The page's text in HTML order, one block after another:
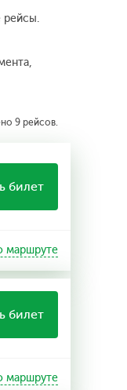
рейсы.
9 рейсов.
билет
маршруте
билет
маршруте